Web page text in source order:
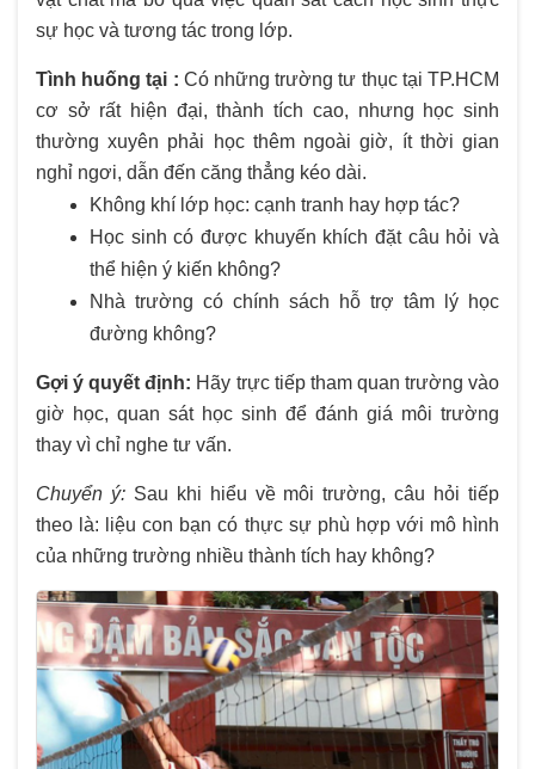
sự học và tương tác trong lớp.
Tình huống tại : Có những trường tư thục tại TP.HCM
cơ sở rất hiện đại, thành tích cao, nhưng học sinh
thường xuyên phải học thêm ngoài giờ, ít thời gian
nghỉ ngơi, dẫn đến căng thẳng kéo dài.
Không khí lớp học: cạnh tranh hay hợp tác?
Học sinh có được khuyến khích đặt câu hỏi và
thể hiện ý kiến không?
Nhà trường có chính sách hỗ trợ tâm lý học
đường không?
Gợi ý quyết định: Hãy trực tiếp tham quan trường vào
giờ học, quan sát học sinh để đánh giá môi trường
thay vì chỉ nghe tư vấn.
Chuyển ý:Sau khi hiểu về môi trường, câu hỏi tiếp
theo là: liệu con bạn có thực sự phù hợp với mô hình
của những trường nhiều thành tích hay không?